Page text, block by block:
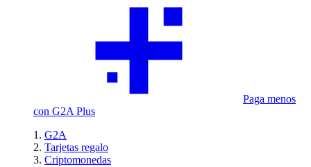
Paga menos
con G2A Plus
G2A
Tarjetas regalo
Criptomonedas